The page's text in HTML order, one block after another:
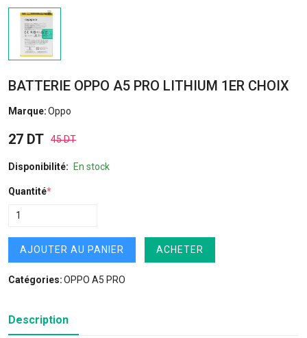
BATTERIE OPPO A5 PRO LITHIUM 1ER CHOIX
Marque:Oppo
27 DT 45 DT
Disponibilité: En stock
Quantité*
AJOUTER AU PANIER ACHETER
Catégories:OPPO A5 PRO
Description